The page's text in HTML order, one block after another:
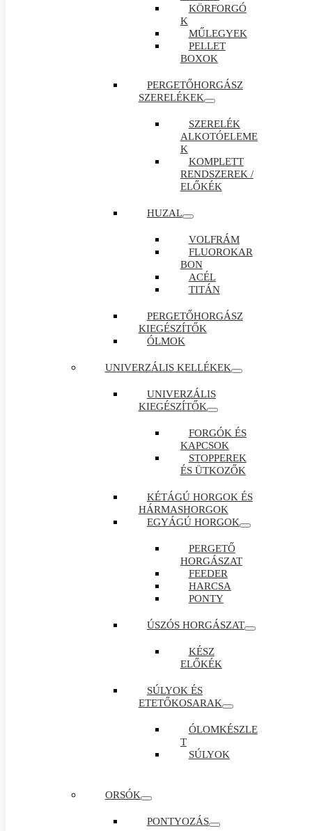
KÖRFORGÓ
K
MŰLEGYEK
PELLET
BOXOK
PERGETŐHORGÁSZ
SZERELÉKEK
SZERELÉK
ALKOTÓELEME
K
KOMPLETT
RENDSZEREK /
ELŐKÉK
HUZAL
VOLFRÁM
FLUOROKAR
BON
ACÉL
TITÁN
PERGETŐHORGÁSZ
KIEGÉSZÍTŐK
ÓLMOK
UNIVERZÁLIS KELLÉKEK
UNIVERZÁLIS
KIEGÉSZÍTŐK
FORGÓK ÉS
KAPCSOK
STOPPEREK
ÉS ÜTKOZŐK
KÉTÁGÚ HORGOK ÉS
HÁRMASHORGOK
EGYÁGÚ HORGOK
PERGETŐ
HORGÁSZAT
FEEDER
HARCSA
PONTY
ÚSZÓS HORGÁSZAT
KÉSZ
ELŐKÉK
SÚLYOK ÉS
ETETŐKOSARAK
ÓLOMKÉSZLE
T
SÚLYOK
ORSÓK
PONTYOZÁS